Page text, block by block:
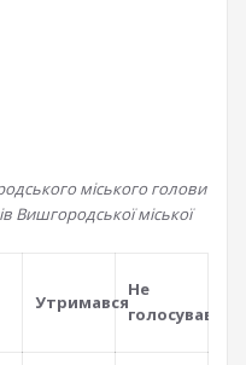
міського голови
Вишгородської міської
Утримався
Не
голосував